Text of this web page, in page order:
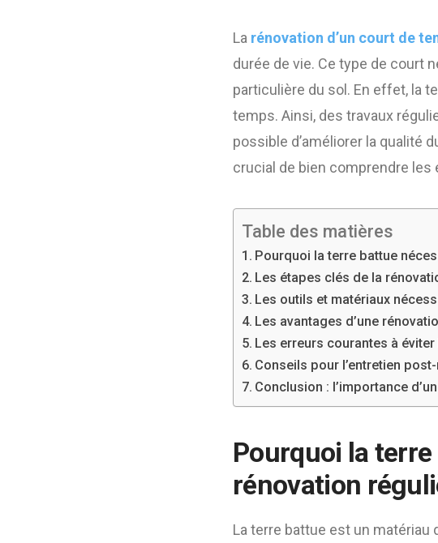
La rénovation d’un court de
durée de vie. Ce type de court
particulière du sol. En effet, la
temps. Ainsi, des travaux
possible d’améliorer la qualité
crucial de bien comprendre
Table des matières
Pourquoi la terre battue
Les étapes clés de la
Les outils et matériaux
Les avantages d’une
Les erreurs courantes à
Conseils pour l’entretien
Conclusion : l’importance
Pourquoi la
rénovation
La terre battue est un matériau